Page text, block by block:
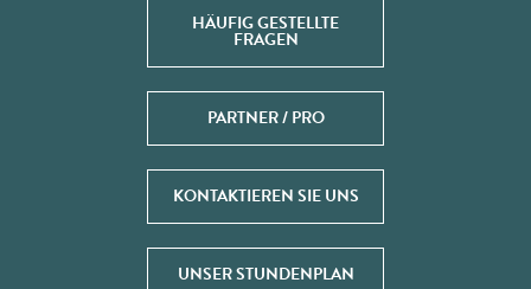
HÄUFIG GESTELLTE
FRAGEN
PARTNER / PRO
KONTAKTIEREN SIE UNS
UNSER STUNDENPLAN